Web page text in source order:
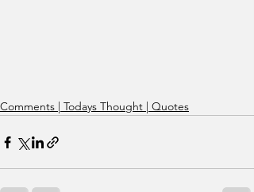
Comments | Todays Thought | Quotes